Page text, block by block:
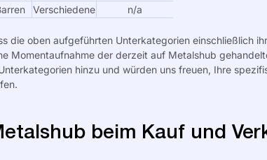
Verschiedene n/a
die oben aufgeführten Unterkategorien einschließlich
Momentaufnahme der derzeit auf Metalshub
hinzu und würden uns freuen, Ihre
beim Kauf und